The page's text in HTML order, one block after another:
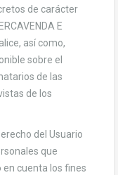
de carácter
E
así como,
sobre el
de las
de los
del Usuario
que
cuenta los fines